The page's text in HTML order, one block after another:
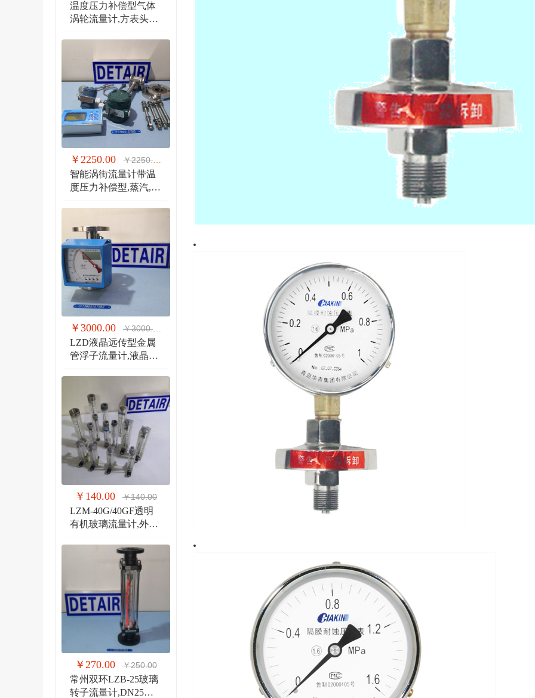
温度压力补偿型气体
涡轮流量计,方表头防
￥2250.00 ￥2250.00
智能涡街流量计带温
度压力补偿型,蒸汽,气
￥3000.00 ￥3000.00
LZD液晶远传型金属
管浮子流量计,液晶显
￥140.00 ￥140.00
LZM-40G/40GF透明
有机玻璃流量计,外螺
￥270.00 ￥250.00
常州双环LZB-25玻璃
转子流量计,DN25法